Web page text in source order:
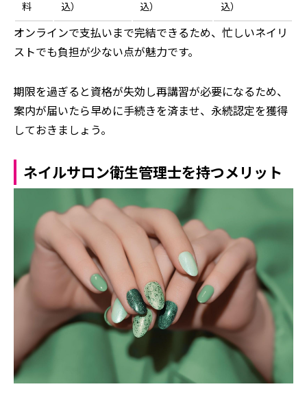
料 込） 込） 込）
オンラインで支払いまで完結できるため、忙しいネイリ
ストでも負担が少ない点が魅力です。
期限を過ぎると資格が失効し再講習が必要になるため、
案内が届いたら早めに手続きを済ませ、永続認定を獲得
しておきましょう。
ネイルサロン衛生管理士を持つメリット